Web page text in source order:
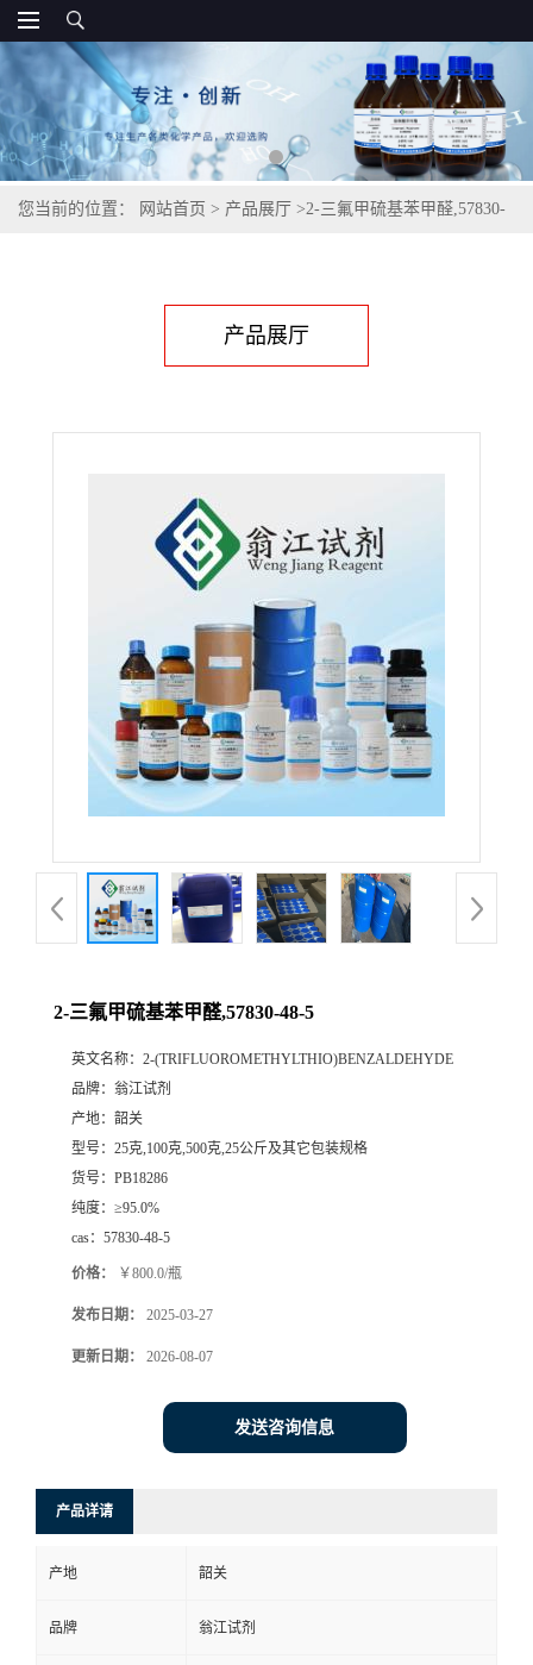
您当前的位置： 网站首页 > 产品展厅 >2-三氟甲硫基苯甲醛,57830-
产品展厅
2-三氟甲硫基苯甲醛,57830-48-5
英文名称： 2-(TRIFLUOROMETHYLTHIO)BENZALDEHYDE
品牌： 翁江试剂
产地： 韶关
型号： 25克,100克,500克,25公斤及其它包装规格
货号： PB18286
纯度： ≥95.0%
cas： 57830-48-5
价格： ￥800.0/瓶
发布日期： 2025-03-27
更新日期： 2026-08-07
发送咨询信息
产品详请
产地 韶关
品牌 翁江试剂